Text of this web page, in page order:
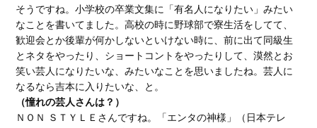
そうですね。小学校の卒業文集に「有名人になりたい」みたい
なことを書いてました。高校の時に野球部で寮生活をしてて、
歓迎会とか後輩が何かしないといけない時に、前に出て同級生
とネタをやったり、ショートコントをやったりして、漠然とお
笑い芸人になりたいな、みたいなことを思いましたね。芸人に
なるなら吉本に入りたいな、と。
（憧れの芸人さんは？）
ＮＯＮ ＳＴＹＬＥさんですね。「エンタの神様」（日本テレ